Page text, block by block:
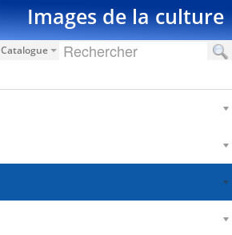
Images de la culture
Catalogue